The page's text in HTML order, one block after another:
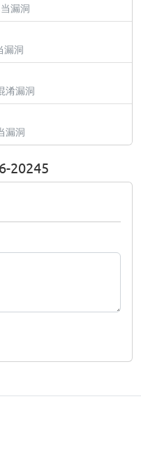
漏洞
漏洞
淆漏洞
漏洞
20245